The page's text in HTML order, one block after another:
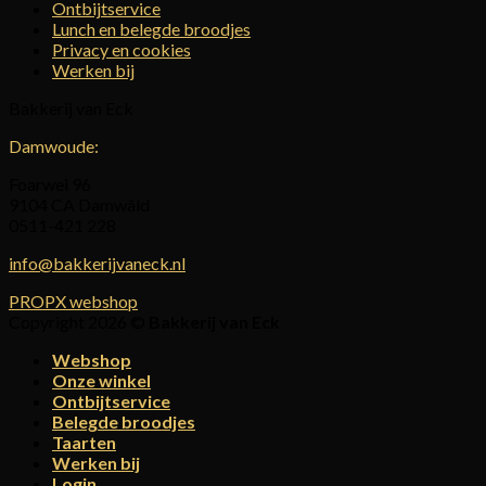
Ontbijtservice
Lunch en belegde broodjes
Privacy en cookies
Werken bij
Damwoude:
info@bakkerijvaneck.nl
PROPX webshop
Webshop
Onze winkel
Ontbijtservice
Belegde broodjes
Taarten
Werken bij